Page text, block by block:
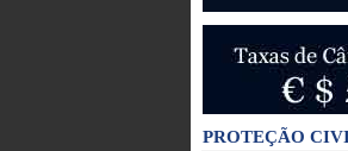
PROTEÇÃO